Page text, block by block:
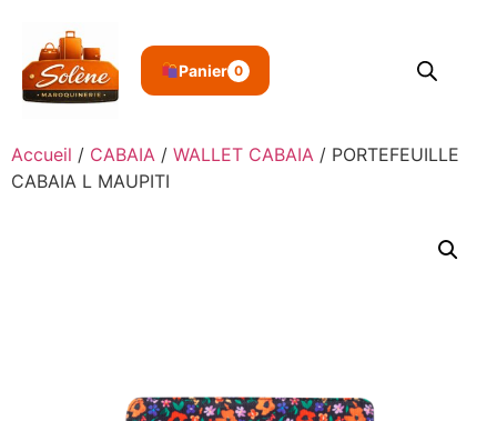
Panier 0
Accueil / CABAIA / WALLET CABAIA / PORTEFEUILLE
CABAIA L MAUPITI